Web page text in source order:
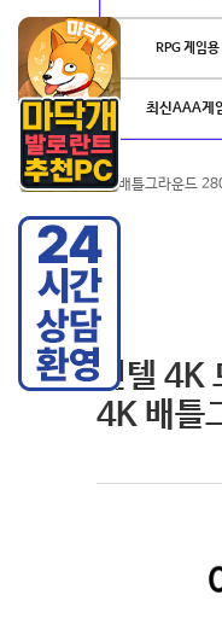
RPG 게임용
최신AAA게
4K 배틀그라운드
인텔 4K
4K 배틀